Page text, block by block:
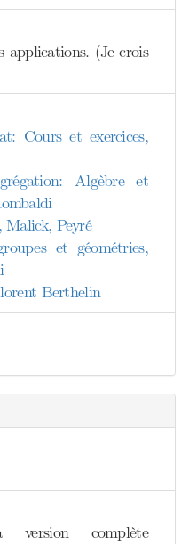
(Je crois
Cours et exercices,
Algèbre et
Peyré
et géométries,
Berthelin
version complète